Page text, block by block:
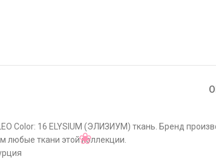
Color: 16 ELYSIUM (ЭЛИЗИУМ) ткань. Бренд
любые ткани этой коллекции.